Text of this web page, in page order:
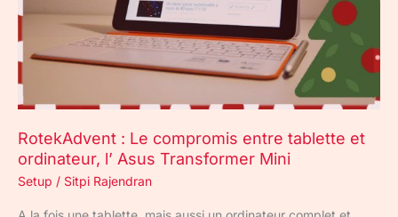
RotekAdvent : Le compromis entre tablette et
ordinateur, l’ Asus Transformer Mini
Setup / Sitpi Rajendran
l’
Asus
Transformer
Mini